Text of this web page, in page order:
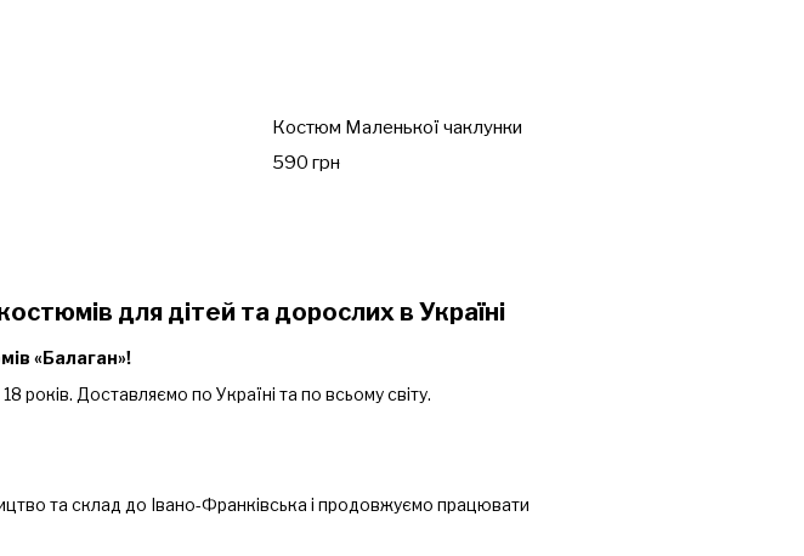
Костюм Маленької чаклунки
590 грн
для дітей та дорослих в Україні
«Балаган»!
років. Доставляємо по Україні та по всьому світу.
та склад до Івано-Франківська і продовжуємо працювати